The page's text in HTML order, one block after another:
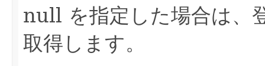
null を指定した場合は、
取得します。